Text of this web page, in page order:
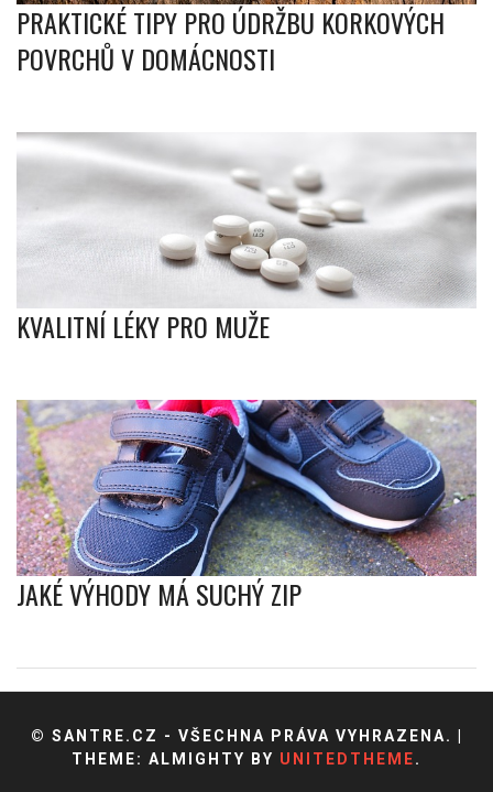
PRAKTICKÉ TIPY PRO ÚDRŽBU KORKOVÝCH
POVRCHŮ V DOMÁCNOSTI
KVALITNÍ LÉKY PRO MUŽE
JAKÉ VÝHODY MÁ SUCHÝ ZIP
© SANTRE.CZ - VŠECHNA PRÁVA VYHRAZENA.
THEME: ALMIGHTY BY UNITEDTHEME.